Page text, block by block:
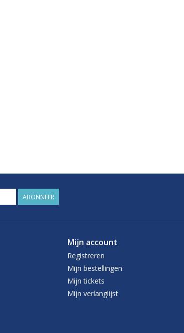
ABONNEER
Mijn account
Registreren
Mijn bestellingen
Mijn tickets
Mijn verlanglijst